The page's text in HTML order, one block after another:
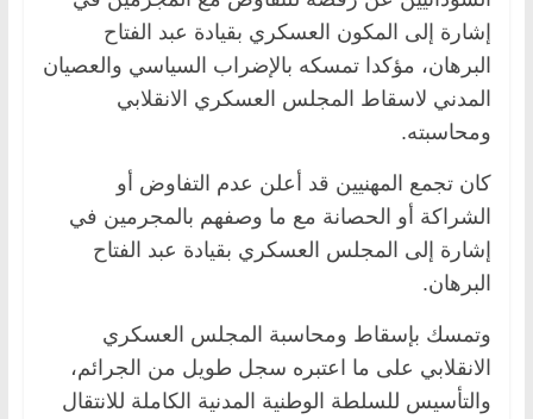
إشارة إلى المكون العسكري بقيادة عبد الفتاح
البرهان، مؤكدا تمسكه بالإضراب السياسي والعصيان
المدني لاسقاط المجلس العسكري الانقلابي
ومحاسبته.
كان تجمع المهنيين قد أعلن عدم التفاوض أو
الشراكة أو الحصانة مع ما وصفهم بالمجرمين في
إشارة إلى المجلس العسكري بقيادة عبد الفتاح
البرهان.
وتمسك بإسقاط ومحاسبة المجلس العسكري
الانقلابي على ما اعتبره سجل طويل من الجرائم،
والتأسيس للسلطة الوطنية المدنية الكاملة للانتقال